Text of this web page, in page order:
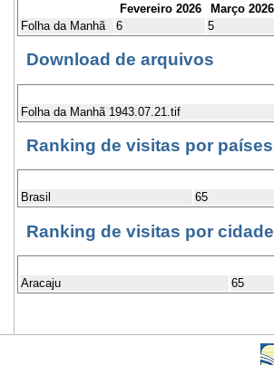
Fevereiro 2026
Março 2026
Folha da Manhã
6 5
Download de arquivos
Folha da Manhã 1943.07.21.tif
Ranking de visitas por países
Brasil 65
Ranking de visitas por
Aracaju 65